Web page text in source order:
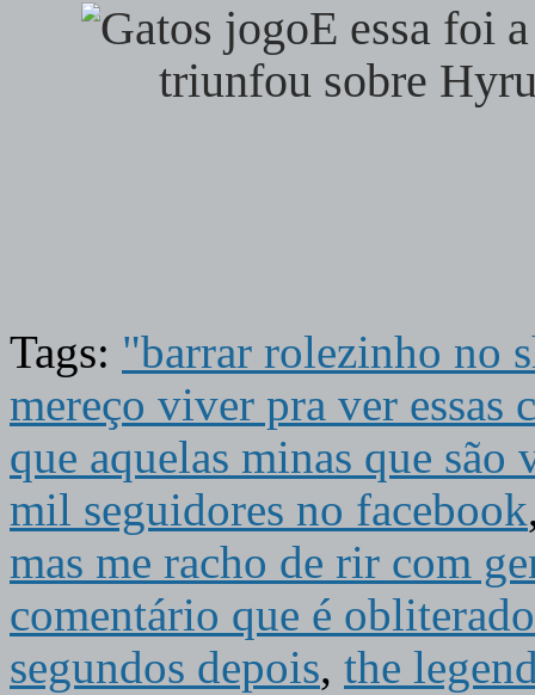
E essa foi
triunfou sobre
Tags: "barrar rolezinho no
mereço viver pra ver essas
que aquelas minas que são
mil seguidores no facebook
mas me racho de rir com
comentário que é
segundos depois, the